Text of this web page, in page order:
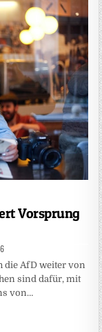
Vorsprung
die AfD weiter von
sind dafür, mit
von…